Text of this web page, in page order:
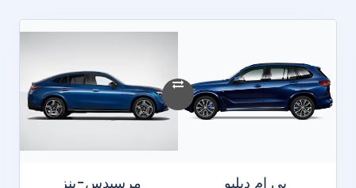
بي ام دبليو مرسيدس-بنز